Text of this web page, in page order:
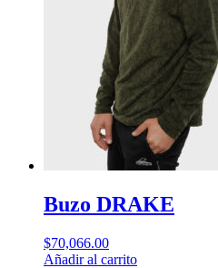
Buzo DRAKE
$70,066.00
Añadir al carrito